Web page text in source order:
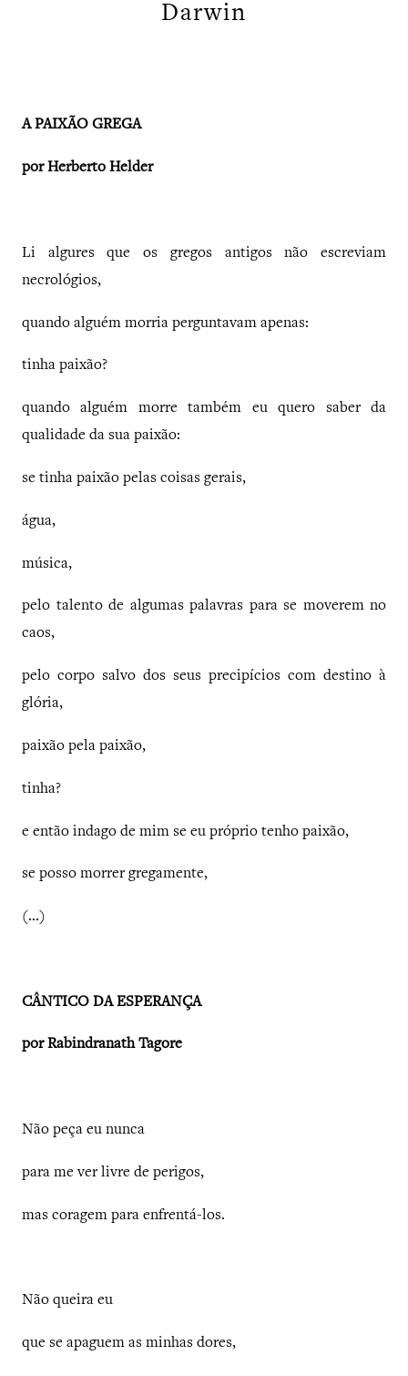
Darwin
A PAIXÃO GREGA
por Herberto Helder
Li algures que os gregos antigos não escreviam
necrológios,
quando alguém morria perguntavam apenas:
tinha paixão?
quando alguém morre também eu quero saber da
qualidade da sua paixão:
se tinha paixão pelas coisas gerais,
água,
música,
pelo talento de algumas palavras para se moverem no
caos,
pelo corpo salvo dos seus precipícios com destino à
glória,
paixão pela paixão,
tinha?
e então indago de mim se eu próprio tenho paixão,
se posso morrer gregamente,
(...)
CÂNTICO DA ESPERANÇA
por Rabindranath Tagore
Não peça eu nunca
para me ver livre de perigos,
mas coragem para enfrentá-los.
Não queira eu
que se apaguem as minhas dores,